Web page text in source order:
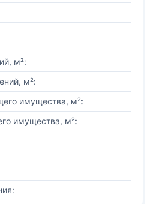
м²:
м²:
имущества, м²:
имущества, м²: